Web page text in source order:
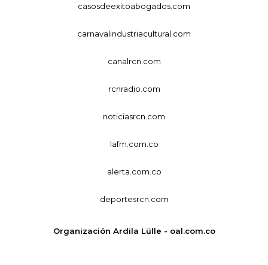
casosdeexitoabogados.com
carnavalindustriacultural.com
canalrcn.com
rcnradio.com
noticiasrcn.com
lafm.com.co
alerta.com.co
deportesrcn.com
Organización Ardila Lülle - oal.com.co